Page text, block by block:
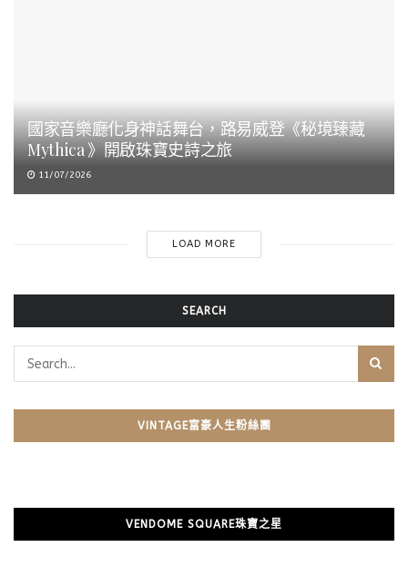
國家音樂廳化身神話舞台，路易威登《秘境臻藏
Mythica 》開啟珠寶史詩之旅
11/07/2026
LOAD MORE
SEARCH
VINTAGE富豪人生粉絲團
VENDOME SQUARE珠寶之星